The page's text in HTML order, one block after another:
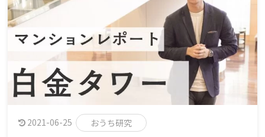
2021-06-25
おうち研究